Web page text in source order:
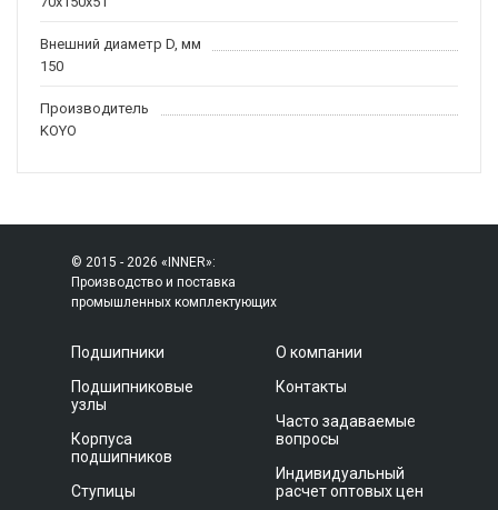
Внешний диаметр D, мм
150
Производитель
KOYO
© 2015 - 2026 «INNER»:
Производство и поставка
промышленных комплектующих
Подшипники
Подшипниковые
узлы
Корпуса
подшипников
Ступицы
О компании
Контакты
Часто задаваемые
вопросы
Индивидуальный
расчет оптовых цен